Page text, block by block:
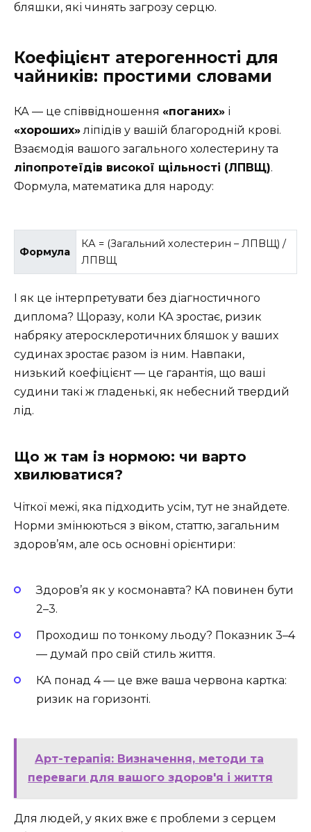
бляшки, які чинять загрозу серцю.
Коефіцієнт атерогенності для
чайників: простими словами
КА — це співвідношення «поганих» і
«хороших»ліпідів у вашій благородній крові.
Взаємодія вашого загального холестерину та
ліпопротеїдів високої щільності (ЛПВЩ).
Формула, математика для народу:
Формула
КА = (Загальний холестерин – ЛПВЩ) /
ЛПВЩ
І як це інтерпретувати без діагностичного
диплома? Щоразу, коли КА зростає, ризик
набряку атеросклеротичних бляшок у ваших
судинах зростає разом із ним. Навпаки,
низький коефіцієнт — це гарантія, що ваші
судини такі ж гладенькі, як небесний твердий
лід.
Що ж там із нормою: чи варто
хвилюватися?
Чіткої межі, яка підходить усім, тут не знайдете.
Норми змінюються з віком, статтю, загальним
здоров’ям, але ось основні орієнтири:
Здоров’я як у космонавта? КА повинен бути
2–3.
Проходиш по тонкому льоду? Показник 3–4
— думай про свій стиль життя.
КА понад 4 — це вже ваша червона картка:
ризик на горизонті.
Арт-терапія: Визначення, методи та
переваги для вашого здоров'я і життя
Для людей, у яких вже є проблеми з серцем